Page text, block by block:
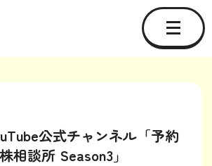
公式チャンネル「予約
相談所 Season3」